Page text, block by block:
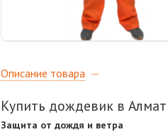
Описание товара
Купить дождевик в
Защита от дождя и ветра